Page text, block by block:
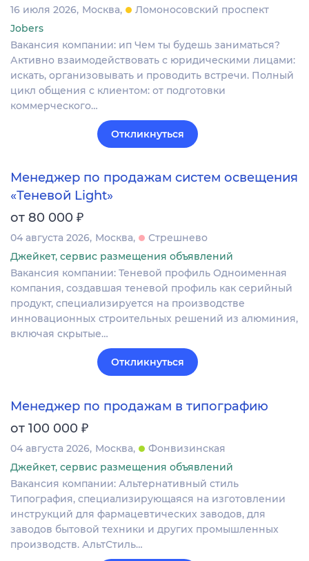
16 июля 2026 Москва
Ломоносовский проспект
Jobers
Вакансия компании: ип Чем ты будешь заниматься?
Активно взаимодействовать с юридическими лицами:
искать, организовывать и проводить встречи. Полный
цикл общения с клиентом: от подготовки
коммерческого…
Откликнуться
Менеджер по продажам систем освещения
«Теневой Light»
от 80 000 ₽
04 августа 2026 Москва
Стрешнево
Джейкет, сервис размещения объявлений
Вакансия компании: Теневой профиль Одноименная
компания, создавшая теневой профиль как серийный
продукт, специализируется на производстве
инновационных строительных решений из алюминия,
включая скрытые…
Откликнуться
Менеджер по продажам в типографию
от 100 000 ₽
04 августа 2026 Москва
Фонвизинская
Джейкет, сервис размещения объявлений
Вакансия компании: Альтернативный стиль
Типография, специализирующаяся на изготовлении
инструкций для фармацевтических заводов, для
заводов бытовой техники и других промышленных
производств. АльтСтиль…